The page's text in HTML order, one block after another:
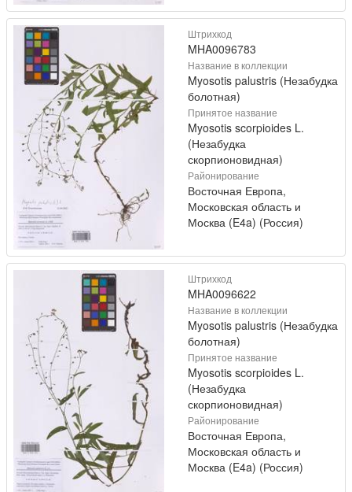
Штрихкод
MHA0096783
Название в коллекции
Myosotis palustris (Незабудка
болотная)
Принятое название
Myosotis scorpioides L.
(Незабудка
скорпионовидная)
Районирование
Восточная Европа,
Московская область и
Москва (E4a) (Россия)
Штрихкод
MHA0096622
Название в коллекции
Myosotis palustris (Незабудка
болотная)
Принятое название
Myosotis scorpioides L.
(Незабудка
скорпионовидная)
Районирование
Восточная Европа,
Московская область и
Москва (E4a) (Россия)